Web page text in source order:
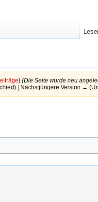
) (Die Seite wurde neu
| Nächstjüngere Version →